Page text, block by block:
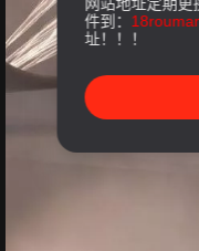
件到：
址！！！